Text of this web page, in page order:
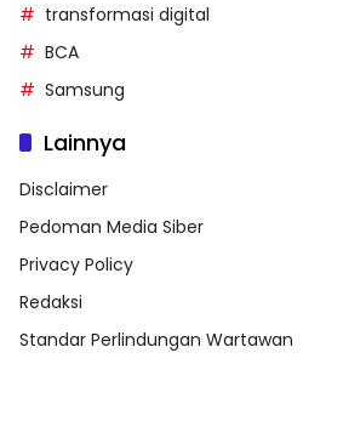
transformasi digital
BCA
Samsung
Lainnya
Disclaimer
Pedoman Media Siber
Privacy Policy
Redaksi
Standar Perlindungan Wartawan